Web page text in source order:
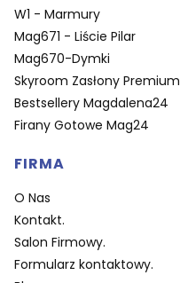
W1 - Marmury
Mag671 - Liście Pilar
Mag670-Dymki
Skyroom Zasłony Premium
Bestsellery Magdalena24
Firany Gotowe Mag24
FIRMA
O Nas
Kontakt.
Salon Firmowy.
Formularz kontaktowy.